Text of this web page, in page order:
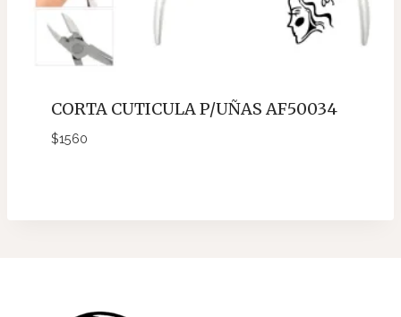
CORTA CUTICULA P/UÑAS AF50034
$1560